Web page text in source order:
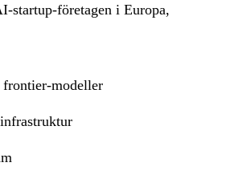
startup-företagen i Europa,
modeller